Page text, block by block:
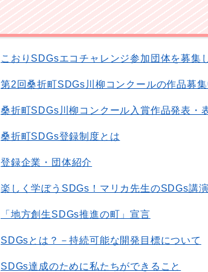
こおりSDGsエコチャレンジ参加団体を募集
第2回桑折町SDGs川柳コンクールの作品募集
桑折町SDGs川柳コンクール入賞作品発表・
桑折町SDGs登録制度とは
登録企業・団体紹介
楽しく学ぼうSDGs！マリカ先生のSDGs講
「地方創生SDGs推進の町」宣言
SDGsとは？－持続可能な開発目標について
SDGs達成のために私たちができること